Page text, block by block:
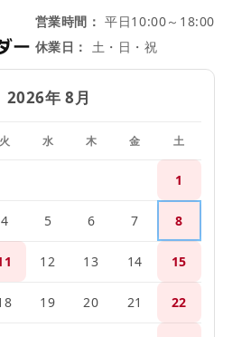
ー
営業時間： 平日10:00～18:00
休業日： 土・日・祝
2026年 8月
火 水 木 金 土
1
4 5 6 7 8
12 13 14 15
19 20 21 22